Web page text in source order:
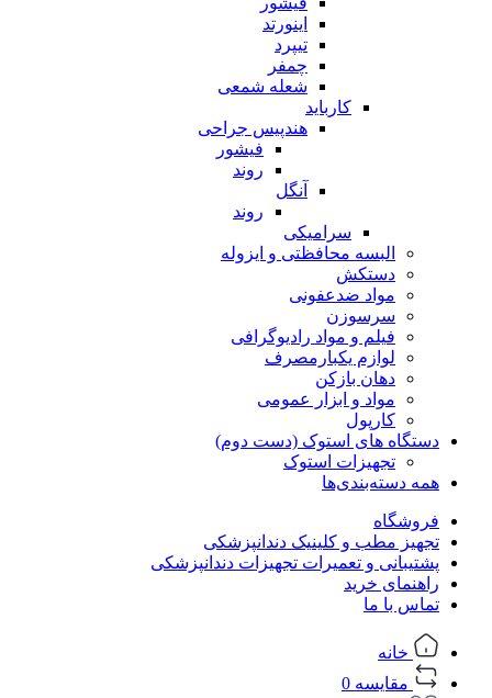
اینورتد
تیپرد
چمفر
شعله شمعی
کارباید
هندپیس جراحی
فیشور
روند
آنگل
روند
سرامیکی
البسه محافظتی و ایزوله
دستکش
مواد ضدعفونی
سرسوزن
فیلم و مواد رادیوگرافی
لوازم یکبارمصرف
دهان بازکن
مواد و ابزار عمومی
کارپول
دستگاه های استوک (دست دوم)
تجهیزات استوک
همه دسته‌بندی‌ها
فروشگاه
تجهیز مطب و کلینیک دندانپزشکی
پشتیبانی و تعمیرات تجهیزات دندانپزشکی
راهنمای خرید
تماس با ما
خانه
مقایسه 0